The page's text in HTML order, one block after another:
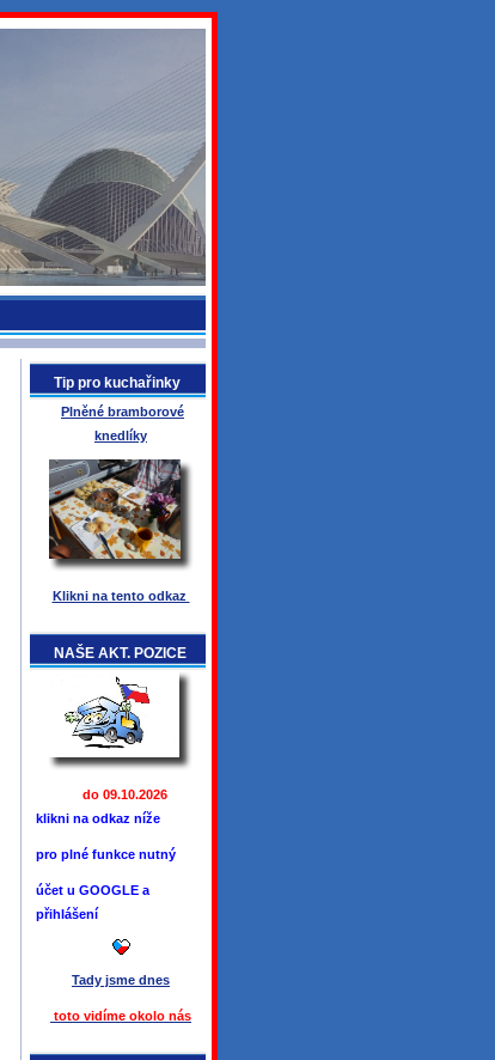
Tip pro kuchařinky
Plněné bramborové
knedlíky
Klikni na tento odkaz
NAŠE AKT. POZICE
do 09.10.2026
klikni na odkaz níže
pro plné funkce nutný
účet u GOOGLE a
přihlášení
Tady jsme dnes
toto vidíme okolo nás